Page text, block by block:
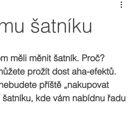
šatníku
měli měnit šatník. Proč?
prožít dost aha-efektů.
příště „nakupovat
kde vám nabídnu řadu